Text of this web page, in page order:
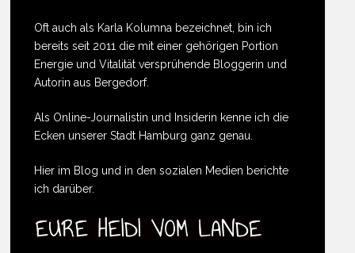
Oft auch als Karla Kolumna bezeichnet, bin ich
bereits seit 2011 die mit einer gehörigen Portion
Energie und Vitalität versprühende Bloggerin und
Autorin aus Bergedorf.
Als Online-Journalistin und Insiderin kenne ich die
Ecken unserer Stadt Hamburg ganz genau.
Hier im Blog und in den sozialen Medien berichte
ich darüber.